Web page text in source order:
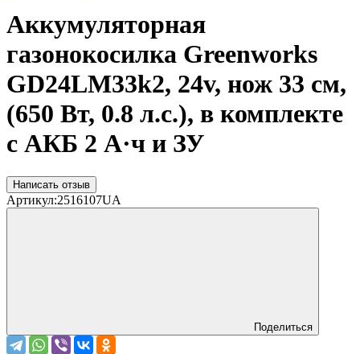
Аккумуляторная
газонокосилка Greenworks
GD24LM33k2, 24v, нож 33 см,
(650 Вт, 0.8 л.с.), в комплекте
с АКБ 2 А·ч и ЗУ
Написать отзыв
Артикул:2516107UA
Поделиться